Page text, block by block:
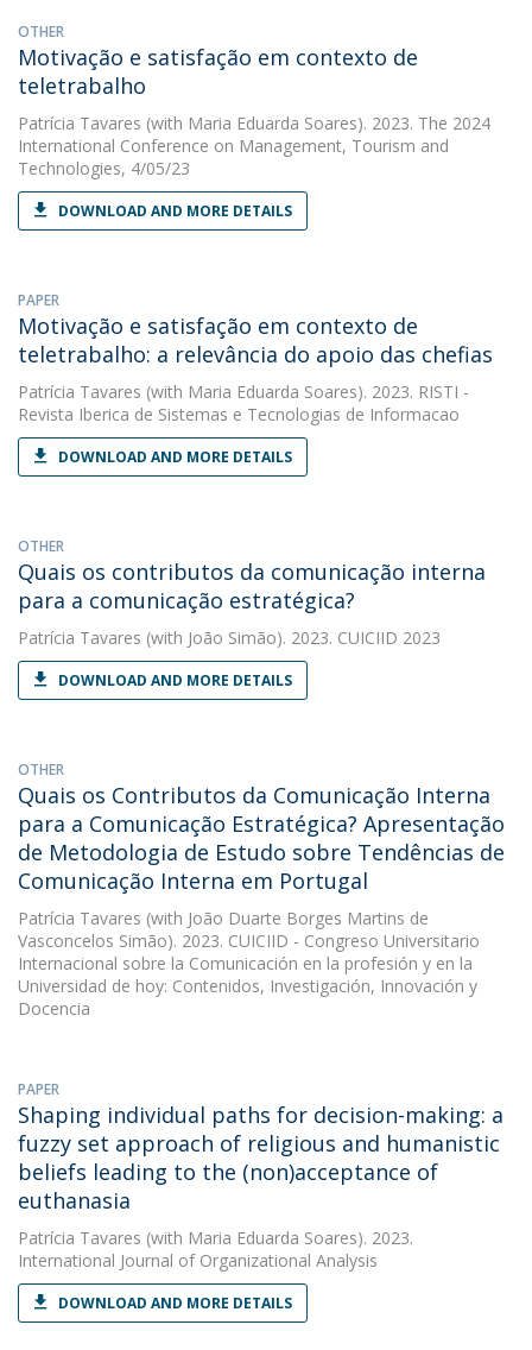
OTHER
Motivação e satisfação em contexto de
teletrabalho
Patrícia Tavares (with Maria Eduarda Soares). 2023. The 2024
International Conference on Management, Tourism and
Technologies, 4/05/23
DOWNLOAD AND MORE DETAILS
PAPER
Motivação e satisfação em contexto de
teletrabalho: a relevância do apoio das chefias
Patrícia Tavares (with Maria Eduarda Soares). 2023. RISTI -
Revista Iberica de Sistemas e Tecnologias de Informacao
DOWNLOAD AND MORE DETAILS
OTHER
Quais os contributos da comunicação interna
para a comunicação estratégica?
Patrícia Tavares (with João Simão). 2023. CUICIID 2023
DOWNLOAD AND MORE DETAILS
OTHER
Quais os Contributos da Comunicação Interna
para a Comunicação Estratégica? Apresentação
de Metodologia de Estudo sobre Tendências de
Comunicação Interna em Portugal
Patrícia Tavares (with João Duarte Borges Martins de
Vasconcelos Simão). 2023. CUICIID - Congreso Universitario
Internacional sobre la Comunicación en la profesión y en la
Universidad de hoy: Contenidos, Investigación, Innovación y
Docencia
PAPER
Shaping individual paths for decision-making: a
fuzzy set approach of religious and humanistic
beliefs leading to the (non)acceptance of
euthanasia
Patrícia Tavares (with Maria Eduarda Soares). 2023.
International Journal of Organizational Analysis
DOWNLOAD AND MORE DETAILS